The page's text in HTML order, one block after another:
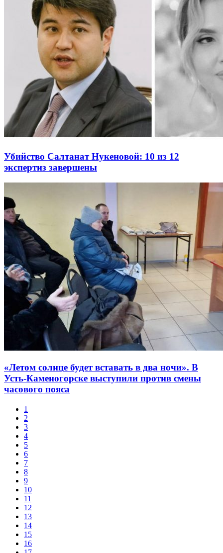
Убийство Салтанат Нукеновой: 10 из 12
экспертиз завершены
«Летом солнце будет вставать в два ночи». В
Усть-Каменогорске выступили против смены
часового пояса
1
2
3
4
5
6
7
8
9
10
11
12
13
14
15
16